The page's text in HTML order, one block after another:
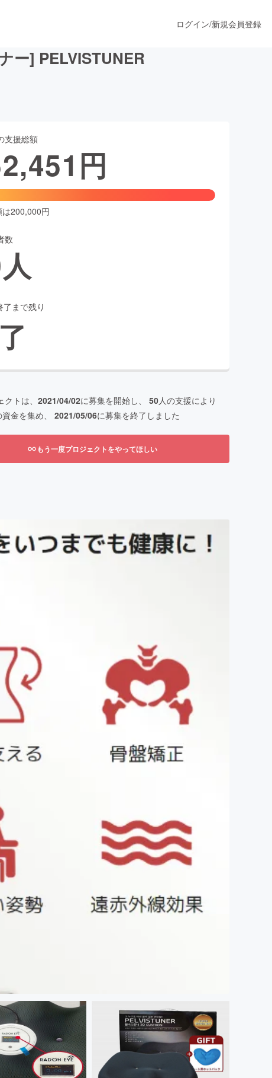
ファッション
ア
ログイン/新規会員登録
ー] PELVISTUNER
支援総額
円
は200,000円
数
人
了まで残り
トは、 2021/04/02に募集を開始し、 50人の支援により
金を集め、 2021/05/06に募集を終了しました
もう一度プロジェクトをやってほしい